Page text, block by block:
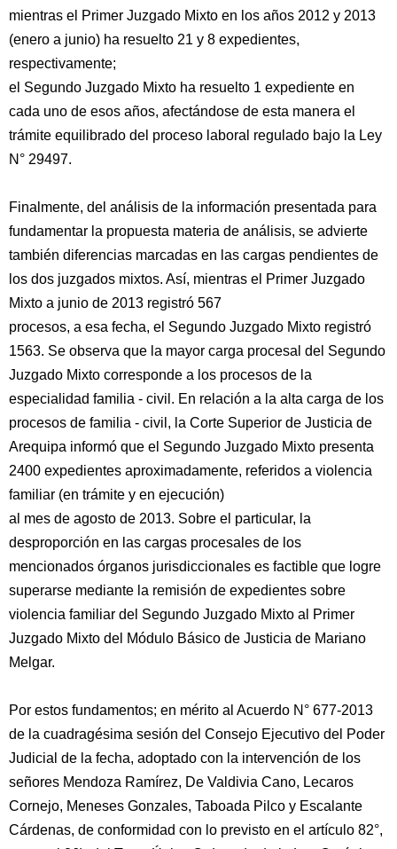
mientras el Primer Juzgado Mixto en los años 2012 y 2013
(enero a junio) ha resuelto 21 y 8 expedientes,
respectivamente;
el Segundo Juzgado Mixto ha resuelto 1 expediente en
cada uno de esos años, afectándose de esta manera el
trámite equilibrado del proceso laboral regulado bajo la Ley
N° 29497.
Finalmente, del análisis de la información presentada para
fundamentar la propuesta materia de análisis, se advierte
también diferencias marcadas en las cargas pendientes de
los dos juzgados mixtos. Así, mientras el Primer Juzgado
Mixto a junio de 2013 registró 567
procesos, a esa fecha, el Segundo Juzgado Mixto registró
1563. Se observa que la mayor carga procesal del Segundo
Juzgado Mixto corresponde a los procesos de la
especialidad familia - civil. En relación a la alta carga de los
procesos de familia - civil, la Corte Superior de Justicia de
Arequipa informó que el Segundo Juzgado Mixto presenta
2400 expedientes aproximadamente, referidos a violencia
familiar (en trámite y en ejecución)
al mes de agosto de 2013. Sobre el particular, la
desproporción en las cargas procesales de los
mencionados órganos jurisdiccionales es factible que logre
superarse mediante la remisión de expedientes sobre
violencia familiar del Segundo Juzgado Mixto al Primer
Juzgado Mixto del Módulo Básico de Justicia de Mariano
Melgar.
Por estos fundamentos; en mérito al Acuerdo N° 677-2013
de la cuadragésima sesión del Consejo Ejecutivo del Poder
Judicial de la fecha, adoptado con la intervención de los
señores Mendoza Ramírez, De Valdivia Cano, Lecaros
Cornejo, Meneses Gonzales, Taboada Pilco y Escalante
Cárdenas, de conformidad con lo previsto en el artículo 82°,